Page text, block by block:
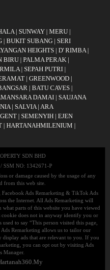
| SUNWAY | MERU |
| BUKIT SUBANG | SERI
HEIGHTS | D' RIMBA|
BIRU | PALMA PERAK |
| SEPAH PUTRI |
| GREENWOOD |
| BATU CAVES |
DAMAI | SAUJANA
| SALVIA| ARA
| SEMENYIH | EJEN
| HARTANAHMILENIUM |
SDN BHD
SSM NO: 1342671-P
or damage caused by the usage of any
from this web site.
Facebook Ads Remarketing & TikTok Ads
the Internet. All Ads Remarketing will
parts of this website you have viewed
does not in anyway identify you or
to say “This person visited this page,
Remarketing allows us to tailor our
ads that are relevant to you. If you
you can opt out by visiting Ads
Manager.